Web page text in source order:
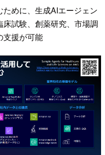
めに、生成AIエージェン
床試験、創薬研究、市場調
支援が可能